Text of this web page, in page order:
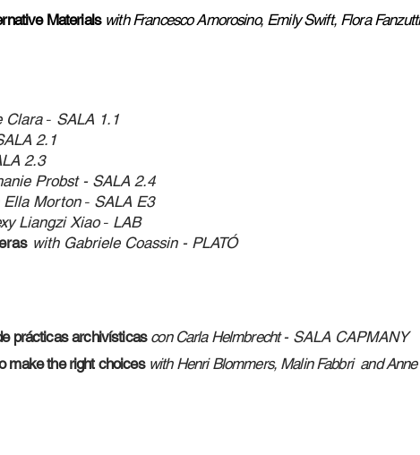
Materials withFrancesco Amorosino, Emily Swift, Flora Fanzutti
Clara- SALA 1.1
2.1
2.3
Probst - SALA 2.4
Ella Morton- SALA E3
Liangzi Xiao- LAB
with Gabriele Coassin - PLATÓ
prácticas archivísticas con Carla Helmbrecht - SALA CAPMANY
make the right choices with Henri Blommers, Malin Fabbri and